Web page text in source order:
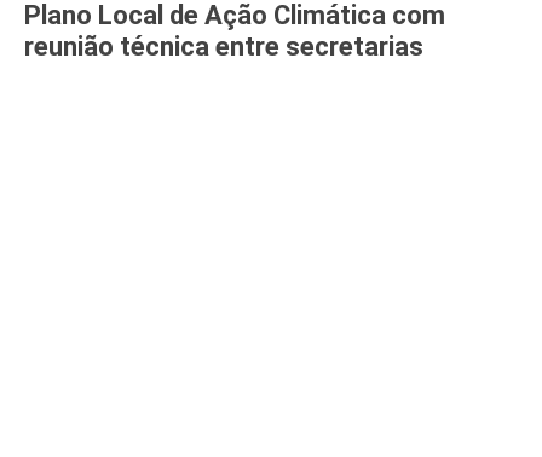
Plano Local de Ação Climática com
reunião técnica entre secretarias